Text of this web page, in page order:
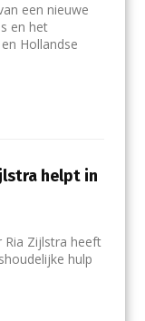
een nieuwe
en het
Hollandse
helpt in
Ria Zijlstra heeft
hulp